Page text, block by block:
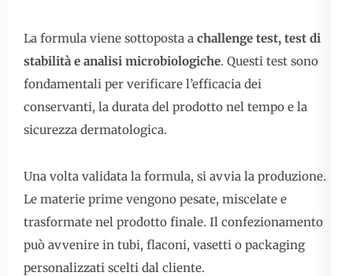
La formula viene sottoposta a challenge test, test di
stabilità e analisi microbiologiche. Questi test sono
fondamentali per verificare l’efficacia dei
conservanti, la durata del prodotto nel tempo e la
sicurezza dermatologica.
Una volta validata la formula, si avvia la produzione.
Le materie prime vengono pesate, miscelate e
trasformate nel prodotto finale. Il confezionamento
può avvenire in tubi, flaconi, vasetti o packaging
personalizzati scelti dal cliente.